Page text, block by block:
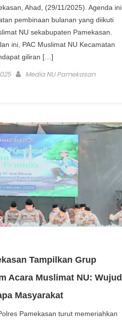
Ahad, (29/11/2025). Agenda ini
pembinaan bulanan yang diikuti
NU sekabupaten Pamekasan.
ini, PAC Muslimat NU Kecamatan
giliran […]
Author
Media NU Pamekasan
Tampilkan Grup
Acara Muslimat NU: Wujud
Masyarakat
Pamekasan turut memeriahkan